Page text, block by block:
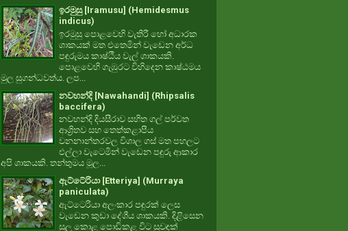
ඉරමුසු [Iramusu] (Hemidesmus
indicus)
ඉරමුසු පොළවෙහි වැතිරී හෝ අධාරක
ශාකයක් මත එතෙමින් වැඩෙන අර්ධ
පඳුරුමය කාෂ්ඨීය වැල් ශාකයකි.
පොළවෙහි ගැඹුරට විහිදෙන කාෂ්ඨමය
මුල සුගන්ධවත්ය. ලප...
නවහන්දි [Nawahandi] (Rhipsalis
baccifera)
නවහන්දි දියසීරාව සහිත ගල් පර්වත
ආශ්‍රිතව සහ තෙත්කළාපීය
වනනාන්තරවල විශාල ගස් මත පහලට
එල්ලා වැටෙමින් වැඩෙන පඳුරු ආකාර
අපි ශාකයකි. තන්තුමය මූල...
ඇට්ටේරියා [Etteriya] (Murraya
paniculata)
ඇට්ටෙරියා අලංකාර පඳුරක් ලෙස
වැඩෙන කුඩා දේශීය ශාකයකි. දිළිසෙන
සුලු කොළ පොඩිකළ විට සුවඳක්